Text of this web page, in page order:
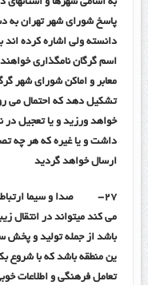
به اسامی شهرها و
پاسخ شورای شهر تهران به
دانسته ولی اشاره کرده اند
اسم گرگان نامگذاری
معابر و اماکن شورای شهر
تشکیل دهد که احتمال می
خواهد ورزید و یا تعجیل در
داشت و یا غیره که هر چه
ارسال خواهد گردید
۲۷-
صدا و سیما
می کند میتواند در انتقال
باشد از جمله تولید و پخش
ین منطقه باشد که با شروع
تعامل فرهنگی و اطلاعات